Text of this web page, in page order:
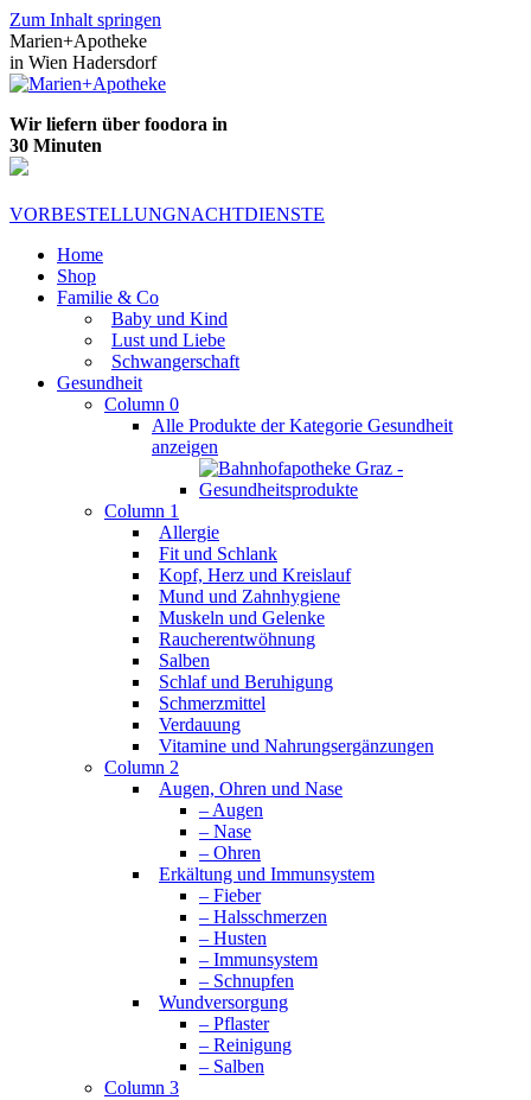
Zum Inhalt springen
Marien+Apotheke
in Wien Hadersdorf
Wir liefern über foodora in
30 Minuten
VORBESTELLUNGNACHTDIENSTE
Home
Shop
Familie & Co
Baby und Kind
Lust und Liebe
Schwangerschaft
Gesundheit
Column 0
Alle Produkte der Kategorie Gesundheit
anzeigen
Column 1
Allergie
Fit und Schlank
Kopf, Herz und Kreislauf
Mund und Zahnhygiene
Muskeln und Gelenke
Raucherentwöhnung
Salben
Schlaf und Beruhigung
Schmerzmittel
Verdauung
Vitamine und Nahrungsergänzungen
Column 2
Augen, Ohren und Nase
– Augen
– Nase
– Ohren
Erkältung und Immunsystem
– Fieber
– Halsschmerzen
– Husten
– Immunsystem
– Schnupfen
Wundversorgung
– Pflaster
– Reinigung
– Salben
Column 3